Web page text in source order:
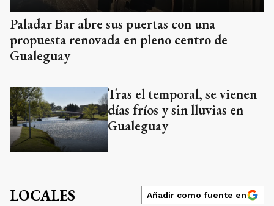
Paladar Bar abre sus puertas con una
propuesta renovada en pleno centro de
Gualeguay
Tras el temporal, se vienen
días fríos y sin lluvias en
Gualeguay
LOCALES Añadir como fuente en